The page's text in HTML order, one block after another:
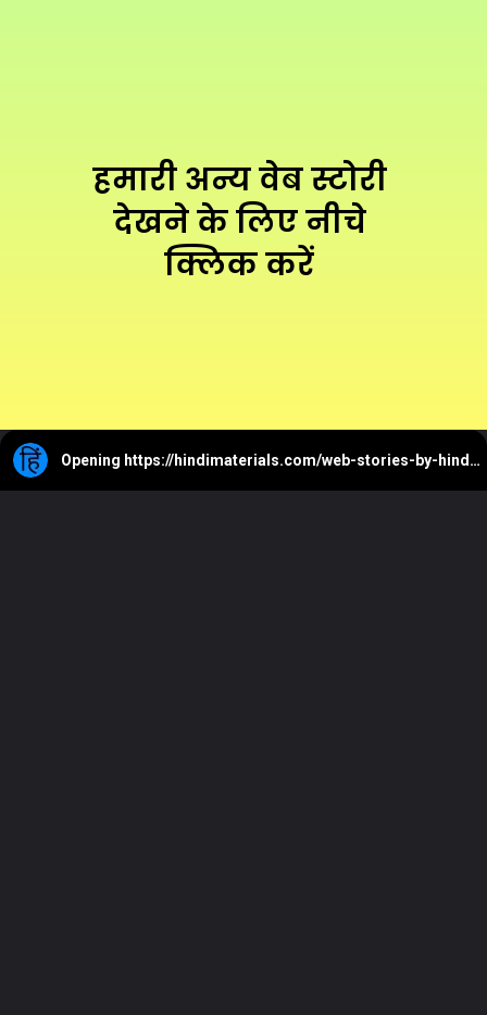
हमारी अन्य वेब स्टोरी
देखने के लिए नीचे
क्लिक करें
Opening https://hindimaterials.com/web-stories-by-hindimaterials/